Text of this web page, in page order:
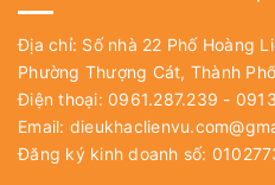
Địa chỉ: Số nhà 22 Phố Hoàng
Phường Thượng Cát, Thành
Điện thoại: 0961.287.239 -
Email:
Đăng ký kinh doanh số: